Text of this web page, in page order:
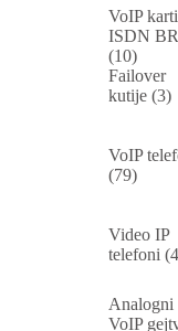
VoIP
ISDN
(10)
Failover
kutije (3)
VoIP
(79)
Video IP
telefoni
Analogni
VoIP